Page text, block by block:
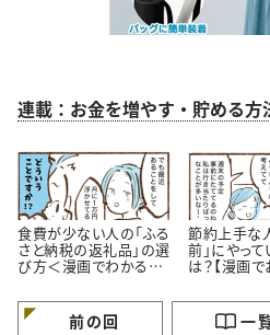
連載：お金を増やす・貯める
食費が少ない人の「ふる
さと納税の返礼品」の選
び方＜漫画でわかるお
節約上手な
前」にやっ
は？【漫画
前の回 一